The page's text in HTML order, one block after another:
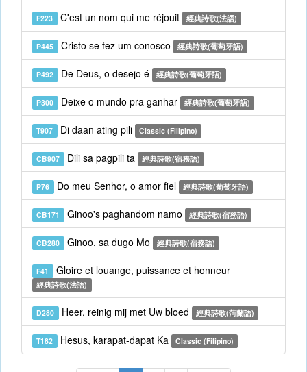
F223 C'est un nom qui me réjouit 經典詩歌(法語)
P445 Cristo se fez um conosco 經典詩歌(葡萄牙語)
P492 De Deus, o desejo é 經典詩歌(葡萄牙語)
P300 Deixe o mundo pra ganhar 經典詩歌(葡萄牙語)
T907 Di daan ating pili Classic (Filipino)
CB907 Dili sa pagpili ta 經典詩歌(宿務語)
P76 Do meu Senhor, o amor fiel 經典詩歌(葡萄牙語)
CB171 Ginoo's paghandom namo 經典詩歌(宿務語)
CB280 Ginoo, sa dugo Mo 經典詩歌(宿務語)
F41 Gloire et louange, puissance et honneur
經典詩歌(法語)
D280 Heer, reinig mij met Uw bloed 經典詩歌(菏蘭語)
T182 Hesus, karapat-dapat Ka Classic (Filipino)